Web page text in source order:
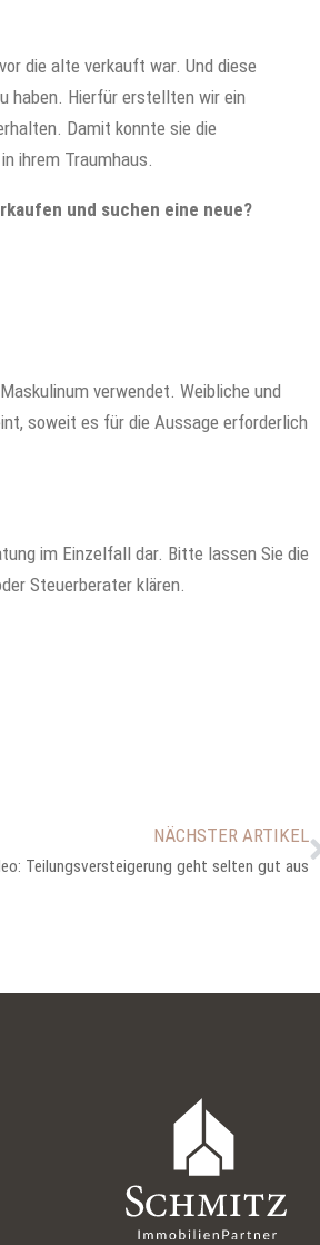
die alte verkauft war. Und diese
haben. Hierfür erstellten wir ein
Damit konnte sie die
ihrem Traumhaus.
und suchen eine neue?
verwendet. Weibliche und
soweit es für die Aussage erforderlich
im Einzelfall dar. Bitte lassen Sie die
Steuerberater klären.
NÄCHSTER ARTIKEL
Teilungsversteigerung geht selten gut aus